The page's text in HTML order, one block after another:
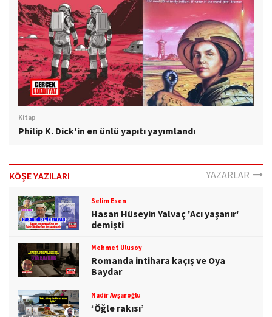
Kitap
Philip K. Dick'in en ünlü yapıtı yayımlandı
KÖŞE YAZILARI YAZARLAR
Selim Esen
Hasan Hüseyin Yalvaç 'Acı yaşanır'
demişti
Mehmet Ulusoy
Romanda intihara kaçış ve Oya
Baydar
Nadir Avşaroğlu
‘Öğle rakısı’